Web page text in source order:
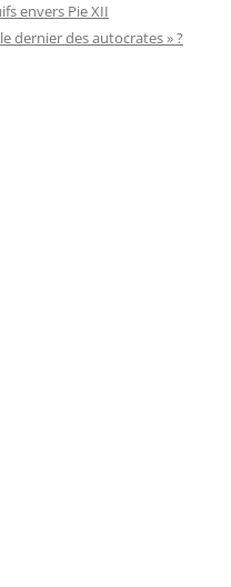
envers Pie XII
dernier des autocrates » ?